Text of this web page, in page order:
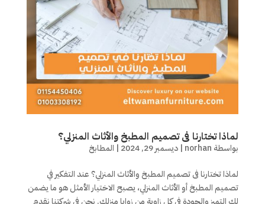
لماذا تختارنا فى تصميم المطبخ والأثاث المنزلي؟
بواسطة norhan
| ديسمبر 29, 2024 | المطابخ
لماذا تختارنا فى تصميم المطبخ والأثاث المنزلي؟ عند التفكير في
تصميم المطبخ أو الأثاث المنزلي، يصبح الاختيار الأمثل هو ما يضمن
لك التميز والجودة في كل زاوية من زوايا منزلك. نحن في شركتنا نقدم